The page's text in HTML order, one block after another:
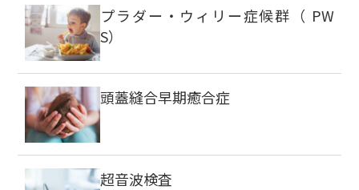
プラダー・ウィリー症候群（ PW
S）
頭蓋縫合早期癒合症
超音波検査